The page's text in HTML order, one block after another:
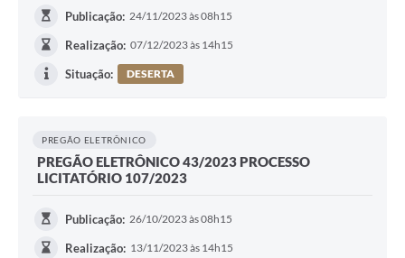
Publicação: 24/11/2023 às 08h15
Realização: 07/12/2023 às 14h15
Situação: DESERTA
PREGÃO ELETRÔNICO
PREGÃO ELETRÔNICO 43/2023 PROCESSO
LICITATÓRIO 107/2023
Publicação: 26/10/2023 às 08h15
Realização: 13/11/2023 às 14h15